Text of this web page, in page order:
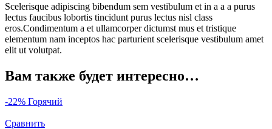
Scelerisque adipiscing bibendum sem vestibulum et in a a a purus
lectus faucibus lobortis tincidunt purus lectus nisl class
eros.Condimentum a et ullamcorper dictumst mus et tristique
elementum nam inceptos hac parturient scelerisque vestibulum amet
elit ut volutpat.
Вам также будет интересно…
-22% Горячий
Сравнить